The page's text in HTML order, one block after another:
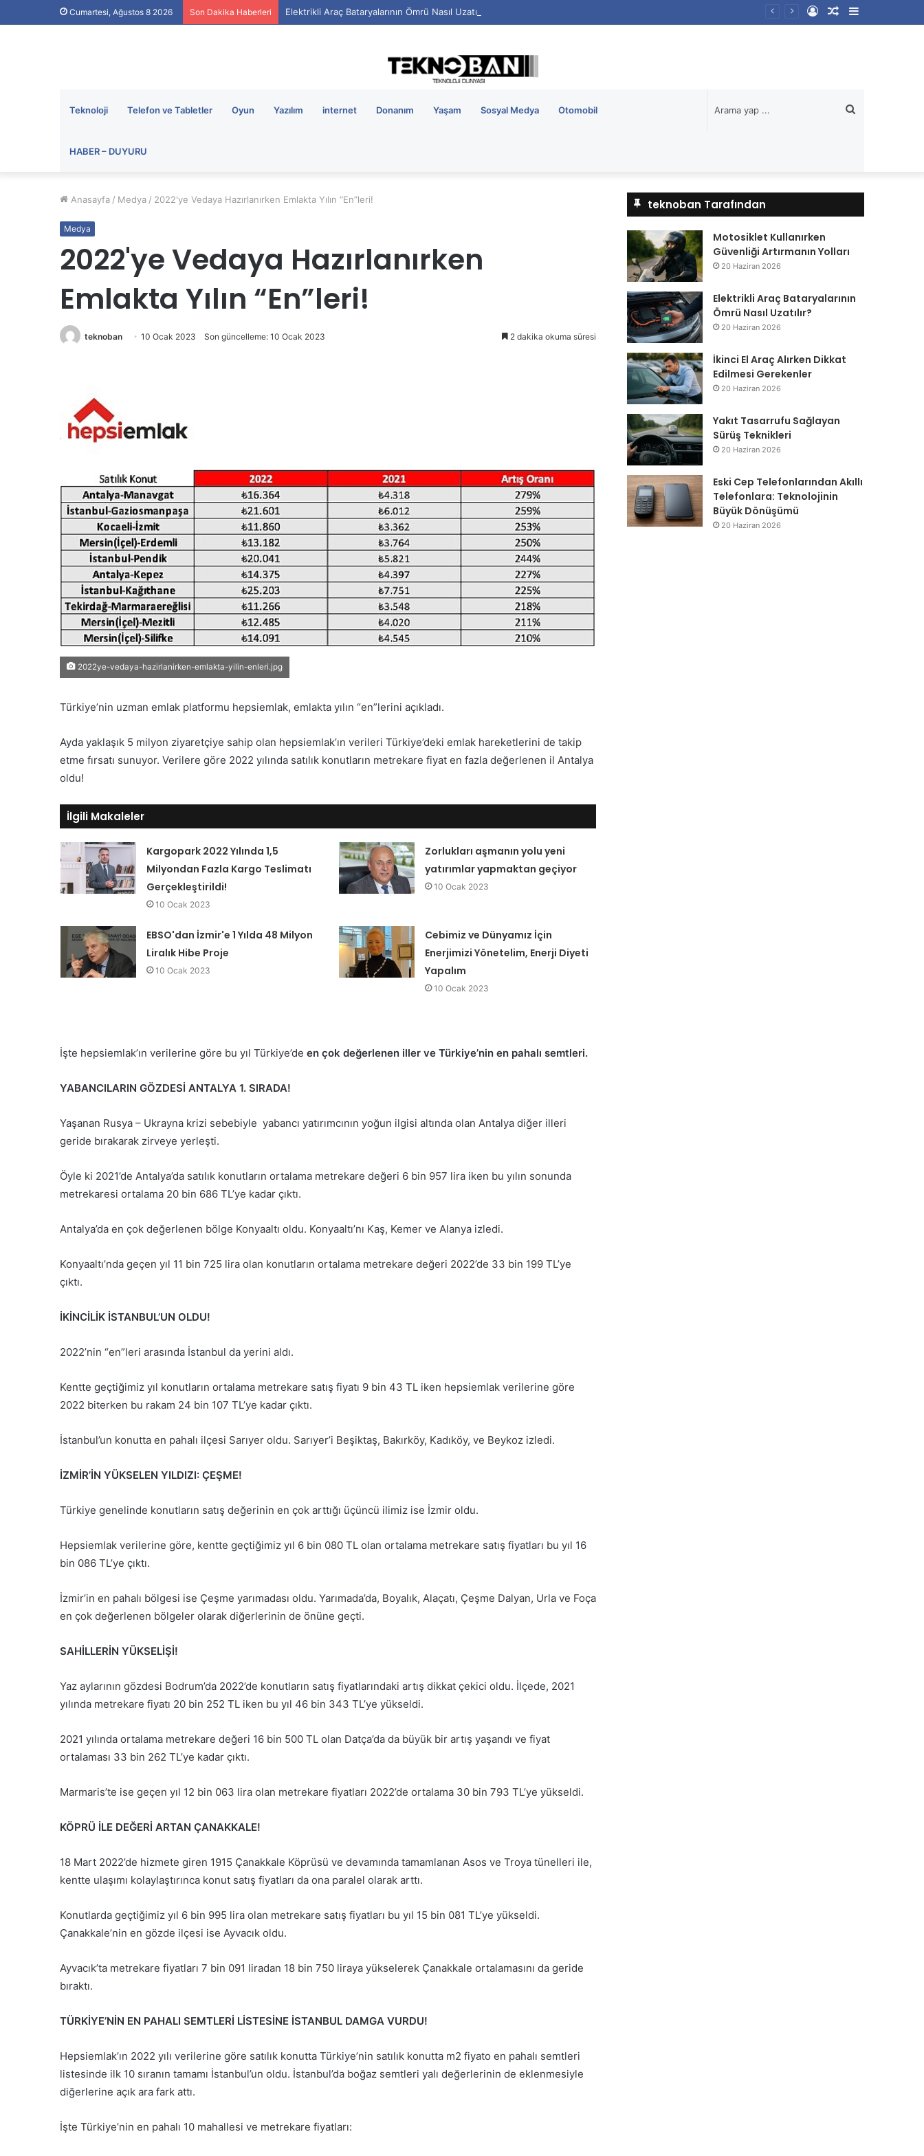
Cumartesi, Ağustos 8 2026 Son Dakika Haberleri Elektrikli Araç Bataryalarının Ömrü Nasıl Uzatılır?
Kenar
Rastgele
Kayıt
Teknoloji Telefon ve Tabletler Oyun Yazılım internet Donanım Yaşam Sosyal Medya Otomobil
HABER – DUYURU
...
Anasayfa / Medya / 2022'ye Vedaya Hazırlanırken Emlakta Yılın “En”leri!
Medya
2022'ye Vedaya Hazırlanırken
Emlakta Yılın “En”leri!
teknoban 10 Ocak 2023 Son güncelleme: 10 Ocak 2023 2 dakika okuma süresi
2022ye-vedaya-hazirlanirken-emlakta-yilin-enleri.jpg
Türkiye’nin uzman emlak platformu hepsiemlak, emlakta yılın “en”lerini açıkladı.
Ayda yaklaşık 5 milyon ziyaretçiye sahip olan hepsiemlak’ın verileri Türkiye’deki emlak hareketlerini de takip
etme fırsatı sunuyor. Verilere göre 2022 yılında satılık konutların metrekare fiyat en fazla değerlenen il Antalya
oldu!
İlgili Makaleler
Kargopark 2022 Yılında 1,5
Milyondan Fazla Kargo Teslimatı
Gerçekleştirildi!
10 Ocak 2023
Zorlukları aşmanın yolu yeni
yatırımlar yapmaktan geçiyor
10 Ocak 2023
EBSO'dan İzmir'e 1 Yılda 48 Milyon
Liralık Hibe Proje
10 Ocak 2023
Cebimiz ve Dünyamız İçin
Enerjimizi Yönetelim, Enerji Diyeti
Yapalım
10 Ocak 2023
İşte hepsiemlak’ın verilerine göre bu yıl Türkiye’de en çok değerlenen iller ve Türkiye’nin en pahalı semtleri.
YABANCILARIN GÖZDESİ ANTALYA 1. SIRADA!
Yaşanan Rusya – Ukrayna krizi sebebiyle yabancı yatırımcının yoğun ilgisi altında olan Antalya diğer illeri
geride bırakarak zirveye yerleşti.
Öyle ki 2021’de Antalya’da satılık konutların ortalama metrekare değeri 6 bin 957 lira iken bu yılın sonunda
metrekaresi ortalama 20 bin 686 TL’ye kadar çıktı.
Antalya’da en çok değerlenen bölge Konyaaltı oldu. Konyaaltı’nı Kaş, Kemer ve Alanya izledi.
Konyaaltı’nda geçen yıl 11 bin 725 lira olan konutların ortalama metrekare değeri 2022’de 33 bin 199 TL’ye
çıktı.
İKİNCİLİK İSTANBUL’UN OLDU!
2022’nin “en”leri arasında İstanbul da yerini aldı.
Kentte geçtiğimiz yıl konutların ortalama metrekare satış fiyatı 9 bin 43 TL iken hepsiemlak verilerine göre
2022 biterken bu rakam 24 bin 107 TL’ye kadar çıktı.
İstanbul’un konutta en pahalı ilçesi Sarıyer oldu. Sarıyer’i Beşiktaş, Bakırköy, Kadıköy, ve Beykoz izledi.
İZMİR’İN YÜKSELEN YILDIZI: ÇEŞME!
Türkiye genelinde konutların satış değerinin en çok arttığı üçüncü ilimiz ise İzmir oldu.
Hepsiemlak verilerine göre, kentte geçtiğimiz yıl 6 bin 080 TL olan ortalama metrekare satış fiyatları bu yıl 16
bin 086 TL’ye çıktı.
İzmir’in en pahalı bölgesi ise Çeşme yarımadası oldu. Yarımada’da, Boyalık, Alaçatı, Çeşme Dalyan, Urla ve Foça
en çok değerlenen bölgeler olarak diğerlerinin de önüne geçti.
SAHİLLERİN YÜKSELİŞİ!
Yaz aylarının gözdesi Bodrum’da 2022’de konutların satış fiyatlarındaki artış dikkat çekici oldu. İlçede, 2021
yılında metrekare fiyatı 20 bin 252 TL iken bu yıl 46 bin 343 TL’ye yükseldi.
2021 yılında ortalama metrekare değeri 16 bin 500 TL olan Datça’da da büyük bir artış yaşandı ve fiyat
ortalaması 33 bin 262 TL’ye kadar çıktı.
Marmaris’te ise geçen yıl 12 bin 063 lira olan metrekare fiyatları 2022’de ortalama 30 bin 793 TL’ye yükseldi.
KÖPRÜ İLE DEĞERİ ARTAN ÇANAKKALE!
18 Mart 2022’de hizmete giren 1915 Çanakkale Köprüsü ve devamında tamamlanan Asos ve Troya tünelleri ile,
kentte ulaşımı kolaylaştırınca konut satış fiyatları da ona paralel olarak arttı.
Konutlarda geçtiğimiz yıl 6 bin 995 lira olan metrekare satış fiyatları bu yıl 15 bin 081 TL’ye yükseldi.
Çanakkale’nin en gözde ilçesi ise Ayvacık oldu.
Ayvacık’ta metrekare fiyatları 7 bin 091 liradan 18 bin 750 liraya yükselerek Çanakkale ortalamasını da geride
bıraktı.
TÜRKİYE’NİN EN PAHALI SEMTLERİ LİSTESİNE İSTANBUL DAMGA VURDU!
Hepsiemlak’ın 2022 yılı verilerine göre satılık konutta Türkiye’nin satılık konutta m2 fiyato en pahalı semtleri
listesinde ilk 10 sıranın tamamı İstanbul’un oldu. İstanbul’da boğaz semtleri yalı değerlerinin de eklenmesiyle
diğerlerine açık ara fark attı.
İşte Türkiye’nin en pahalı 10 mahallesi ve metrekare fiyatları:
teknoban Tarafından
Motosiklet Kullanırken
Güvenliği Artırmanın Yolları
20 Haziran 2026
Elektrikli Araç Bataryalarının
Ömrü Nasıl Uzatılır?
20 Haziran 2026
İkinci El Araç Alırken Dikkat
Edilmesi Gerekenler
20 Haziran 2026
Yakıt Tasarrufu Sağlayan
Sürüş Teknikleri
20 Haziran 2026
Eski Cep Telefonlarından Akıllı
Telefonlara: Teknolojinin
Büyük Dönüşümü
20 Haziran 2026